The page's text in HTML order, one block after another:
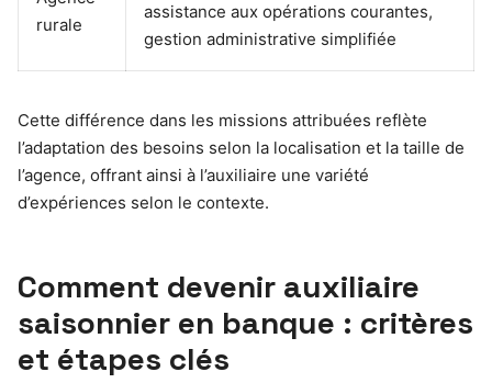
rurale
assistance aux opérations courantes,
gestion administrative simplifiée
Cette différence dans les missions attribuées reflète
l’adaptation des besoins selon la localisation et la taille de
l’agence, offrant ainsi à l’auxiliaire une variété
d’expériences selon le contexte.
Comment devenir auxiliaire
saisonnier en banque : critères
et étapes clés